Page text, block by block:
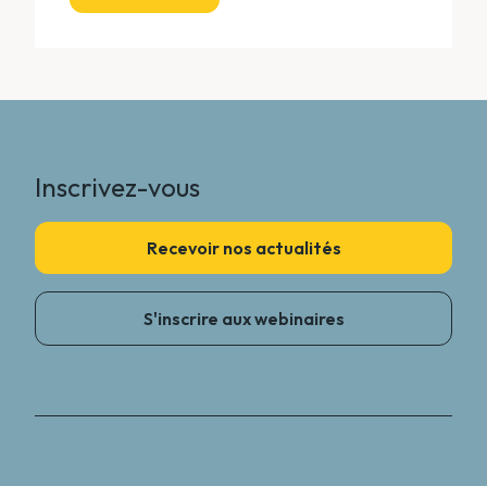
Inscrivez-vous
Recevoir nos actualités
S'inscrire aux webinaires